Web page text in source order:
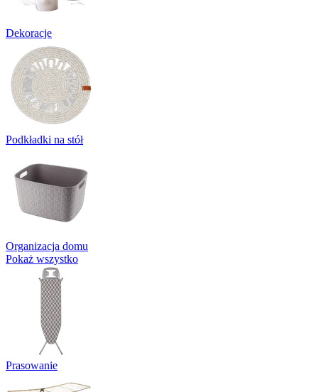
Dekoracje
Podkładki na stół
Organizacja domu
Pokaż wszystko
Prasowanie